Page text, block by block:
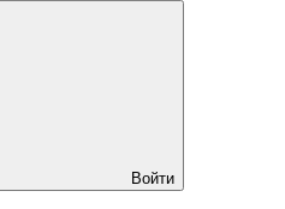
Войти